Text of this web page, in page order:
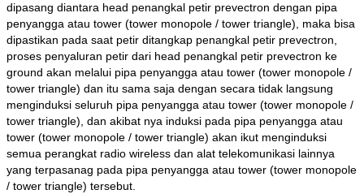
dipasang diantara head penangkal petir prevectron dengan pipa
penyangga atau tower (tower monopole / tower triangle), maka bisa
dipastikan pada saat petir ditangkap penangkal petir prevectron,
proses penyaluran petir dari head penangkal petir prevectron ke
ground akan melalui pipa penyangga atau tower (tower monopole /
tower triangle) dan itu sama saja dengan secara tidak langsung
menginduksi seluruh pipa penyangga atau tower (tower monopole /
tower triangle), dan akibat nya induksi pada pipa penyangga atau
tower (tower monopole / tower triangle) akan ikut menginduksi
semua perangkat radio wireless dan alat telekomunikasi lainnya
yang terpasanag pada pipa penyangga atau tower (tower monopole
/ tower triangle) tersebut.